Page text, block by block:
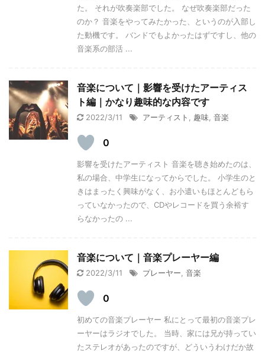
た。 それが吹奏楽部でした。 なぜ吹奏楽部だった
のか？ 音楽をやってみたかった、というのが入部し
た動機です。 バンドでもよかったはずですし、他の
音楽系の部活 ...
音楽について｜影響を受けたアーティス
ト編｜かなり趣味的な内容です
2022/3/11 アーティスト 趣味 音楽
0
影響を受けたアーティスト 音楽を聴き始めたのは、
私の場合、中学生になってからでした。 小学生のと
きはまったく興味がなく、お小遣いもほとんどもら
っていなかったので、CDやレコードを買う余裕す
らなかったの ...
音楽について｜音楽プレーヤー編
2022/3/11 プレーヤー 音楽
0
初めての音楽プレーヤー 私にとって最初の音楽プレ
ーヤーはラジオでした。 当時、家には兄が持ってい
たステレオがあったのですが、どういうわけだか故